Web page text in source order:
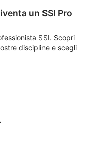
un SSI Pro
SSI. Scopri
discipline e scegli